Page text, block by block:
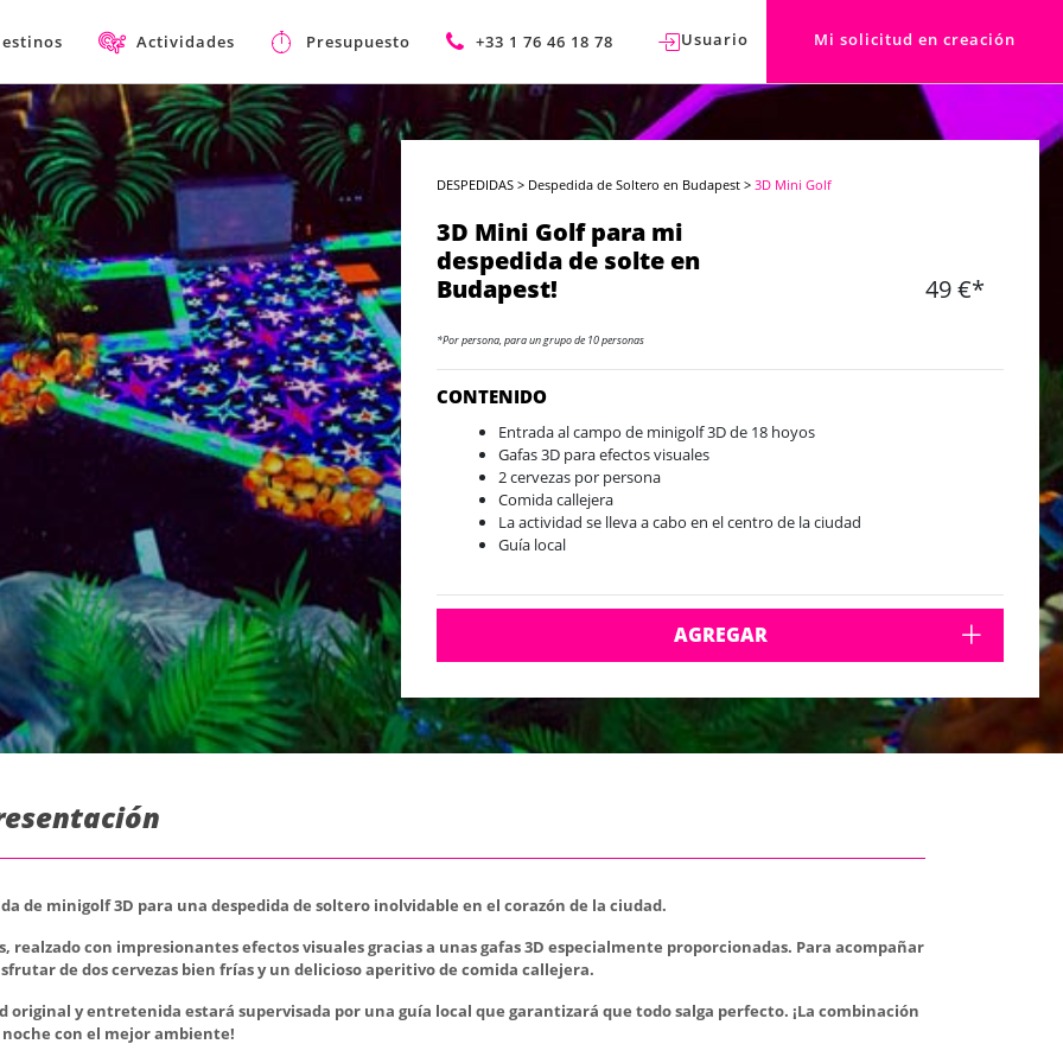
Actividades Presupuesto +33 1 76 46 18 78 Usuario Mi solicitud en creación
DESPEDIDAS > Despedida de Soltero en Budapest >3D Mini Golf
3D Mini Golf para mi
despedida de solte en
Budapest!
49 €*
*Por persona, para un grupo de 10 personas
CONTENIDO
Entrada al campo de minigolf 3D de 18 hoyos
Gafas 3D para efectos visuales
2 cervezas por persona
Comida callejera
La actividad se lleva a cabo en el centro de la ciudad
Guía local
AGREGAR
de minigolf 3D para una despedida de soltero inolvidable en el corazón de la ciudad.
realzado con impresionantes efectos visuales gracias a unas gafas 3D especialmente proporcionadas. Para acompañar
de dos cervezas bien frías y un delicioso aperitivo de comida callejera.
y entretenida estará supervisada por una guía local que garantizará que todo salga perfecto. ¡La combinación
con el mejor ambiente!